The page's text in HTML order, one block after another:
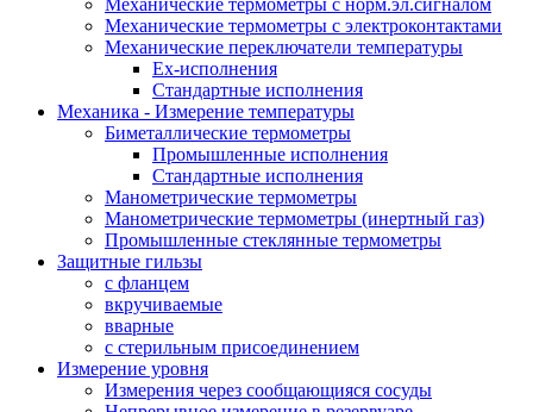
Механические термометры с норм.эл.сигналом
Механические термометры с электроконтактами
Механические переключатели температуры
Ex-исполнения
Стандартные исполнения
Механика - Измерение температуры
Биметаллические термометры
Промышленные исполнения
Стандартные исполнения
Манометрические термометры
Манометрические термометры (инертный газ)
Промышленные стеклянные термометры
Защитные гильзы
с фланцем
вкручиваемые
вварные
с стерильным присоединением
Измерение уровня
Измерения через сообщающияся сосуды